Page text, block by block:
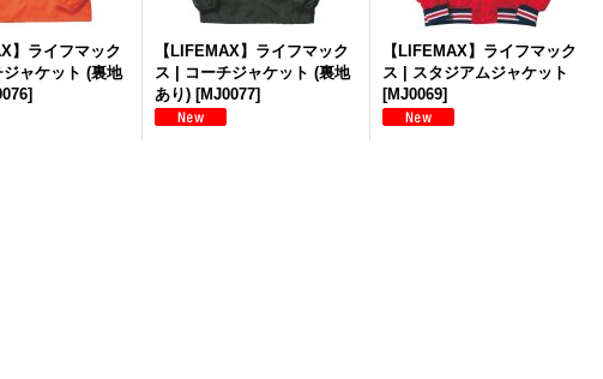
】ライフマック
ャケット (裏地
]
【LIFEMAX】ライフマック
ス | コーチジャケット (裏地
あり) [MJ0077]
【LIFEMAX】ライフマック
ス | スタジアムジャケット
[MJ0069]